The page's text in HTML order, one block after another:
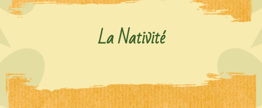
La Nativité